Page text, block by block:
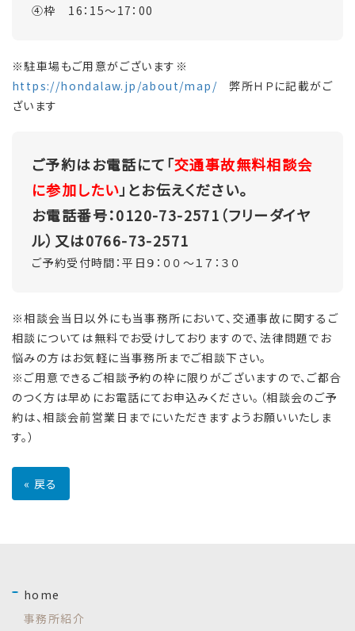
④枠 16：15～17：00
※駐車場もご用意がございます※
https://hondalaw.jp/about/map/ 弊所ＨＰに記載がご
ざいます
ご予約はお電話にて「交通事故無料相談会
に参加したい」とお伝えください。
お電話番号：0120-73-2571（フリーダイヤ
ル）又は0766-73-2571
ご予約受付時間：平日９：００～１７：３０
※相談会当日以外にも当事務所において、交通事故に関するご
相談については無料でお受けしておりますので、法律問題でお
悩みの方はお気軽に当事務所までご相談下さい。
※ご用意できるご相談予約の枠に限りがございますので、ご都合
のつく方は早めにお電話にてお申込みください。（相談会のご予
約は、相談会前営業日までにいただきますようお願いいたしま
す。）
« 戻る
home
事務所紹介